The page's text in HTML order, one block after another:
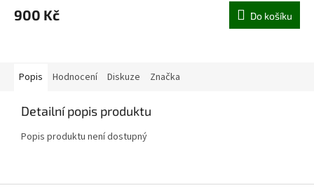
900 Kč Do košíku
Popis Hodnocení Diskuze Značka
Detailní popis produktu
Popis produktu není dostupný